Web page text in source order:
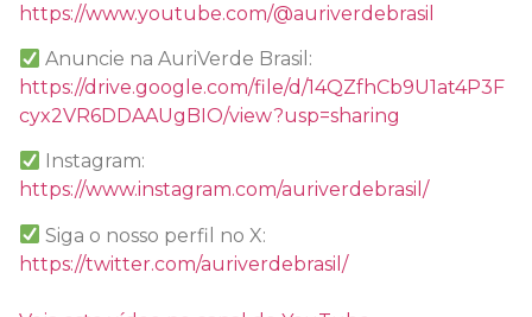
https://www.youtube.com/@auriverdebrasil
Anuncie na AuriVerde Brasil:
https://drive.google.com/file/d/14QZfhCb9U1at4P3F
cyx2VR6DDAAUgBIO/view?usp=sharing
Instagram:
https://www.instagram.com/auriverdebrasil/
Siga o nosso perfil no X:
https://twitter.com/auriverdebrasil/